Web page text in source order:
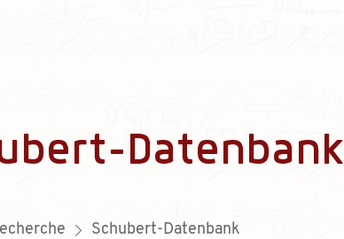
Datenbank
Schubert-Datenbank